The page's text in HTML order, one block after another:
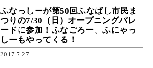
ふなっしーが第50回ふなばし市民ま
つりの7/30（日）オープニングパレ
ードに参加！ふなごろー、ふにゃっ
しーもやってくる！
2017.7.27